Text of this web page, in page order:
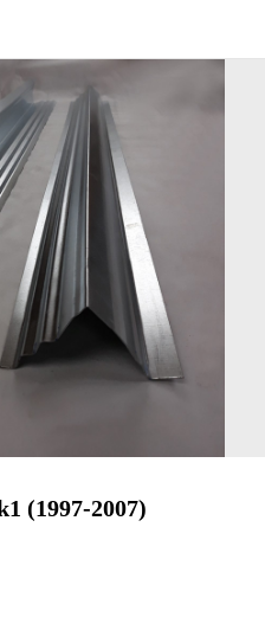
(1997-2007)